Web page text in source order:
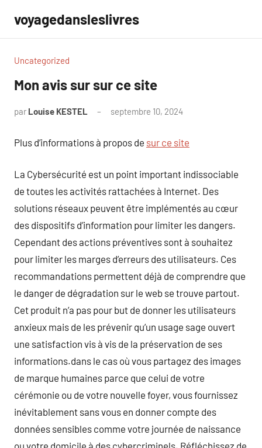
contenu
voyagedansleslivres
Uncategorized
Mon avis sur sur ce site
par Louise KESTEL septembre 10, 2024
Plus d’informations à propos de sur ce site
La Cybersécurité est un point important indissociable
de toutes les activités rattachées à Internet. Des
solutions réseaux peuvent être implémentés au cœur
des dispositifs d’information pour limiter les dangers.
Cependant des actions préventives sont à souhaitez
pour limiter les marges d’erreurs des utilisateurs. Ces
recommandations permettent déjà de comprendre que
le danger de dégradation sur le web se trouve partout.
Cet produit n’a pas pour but de donner les utilisateurs
anxieux mais de les prévenir qu’un usage sage ouvert
une satisfaction vis à vis de la préservation de ses
informations.dans le cas où vous partagez des images
de marque humaines parce que celui de votre
cérémonie ou de votre nouvelle foyer, vous fournissez
inévitablement sans vous en donner compte des
données sensibles comme votre journée de naissance
ou votre domicile à des cybercriminels. Réfléchissez de